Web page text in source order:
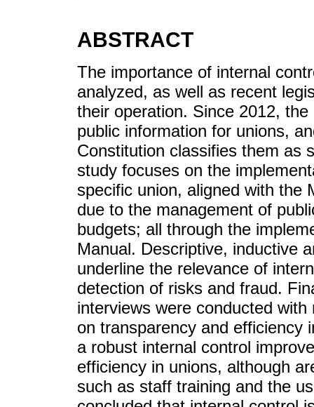
ABSTRACT
The importance of internal
analyzed, as well as recent
their operation. Since 2012,
public information for unions,
Constitution classifies them as
study focuses on the
specific union, aligned with the
due to the management of
budgets; all through the
Manual. Descriptive, inductive
underline the relevance of
detection of risks and fraud.
interviews were conducted
on transparency and efficiency
a robust internal control
efficiency in unions, although
such as staff training and the